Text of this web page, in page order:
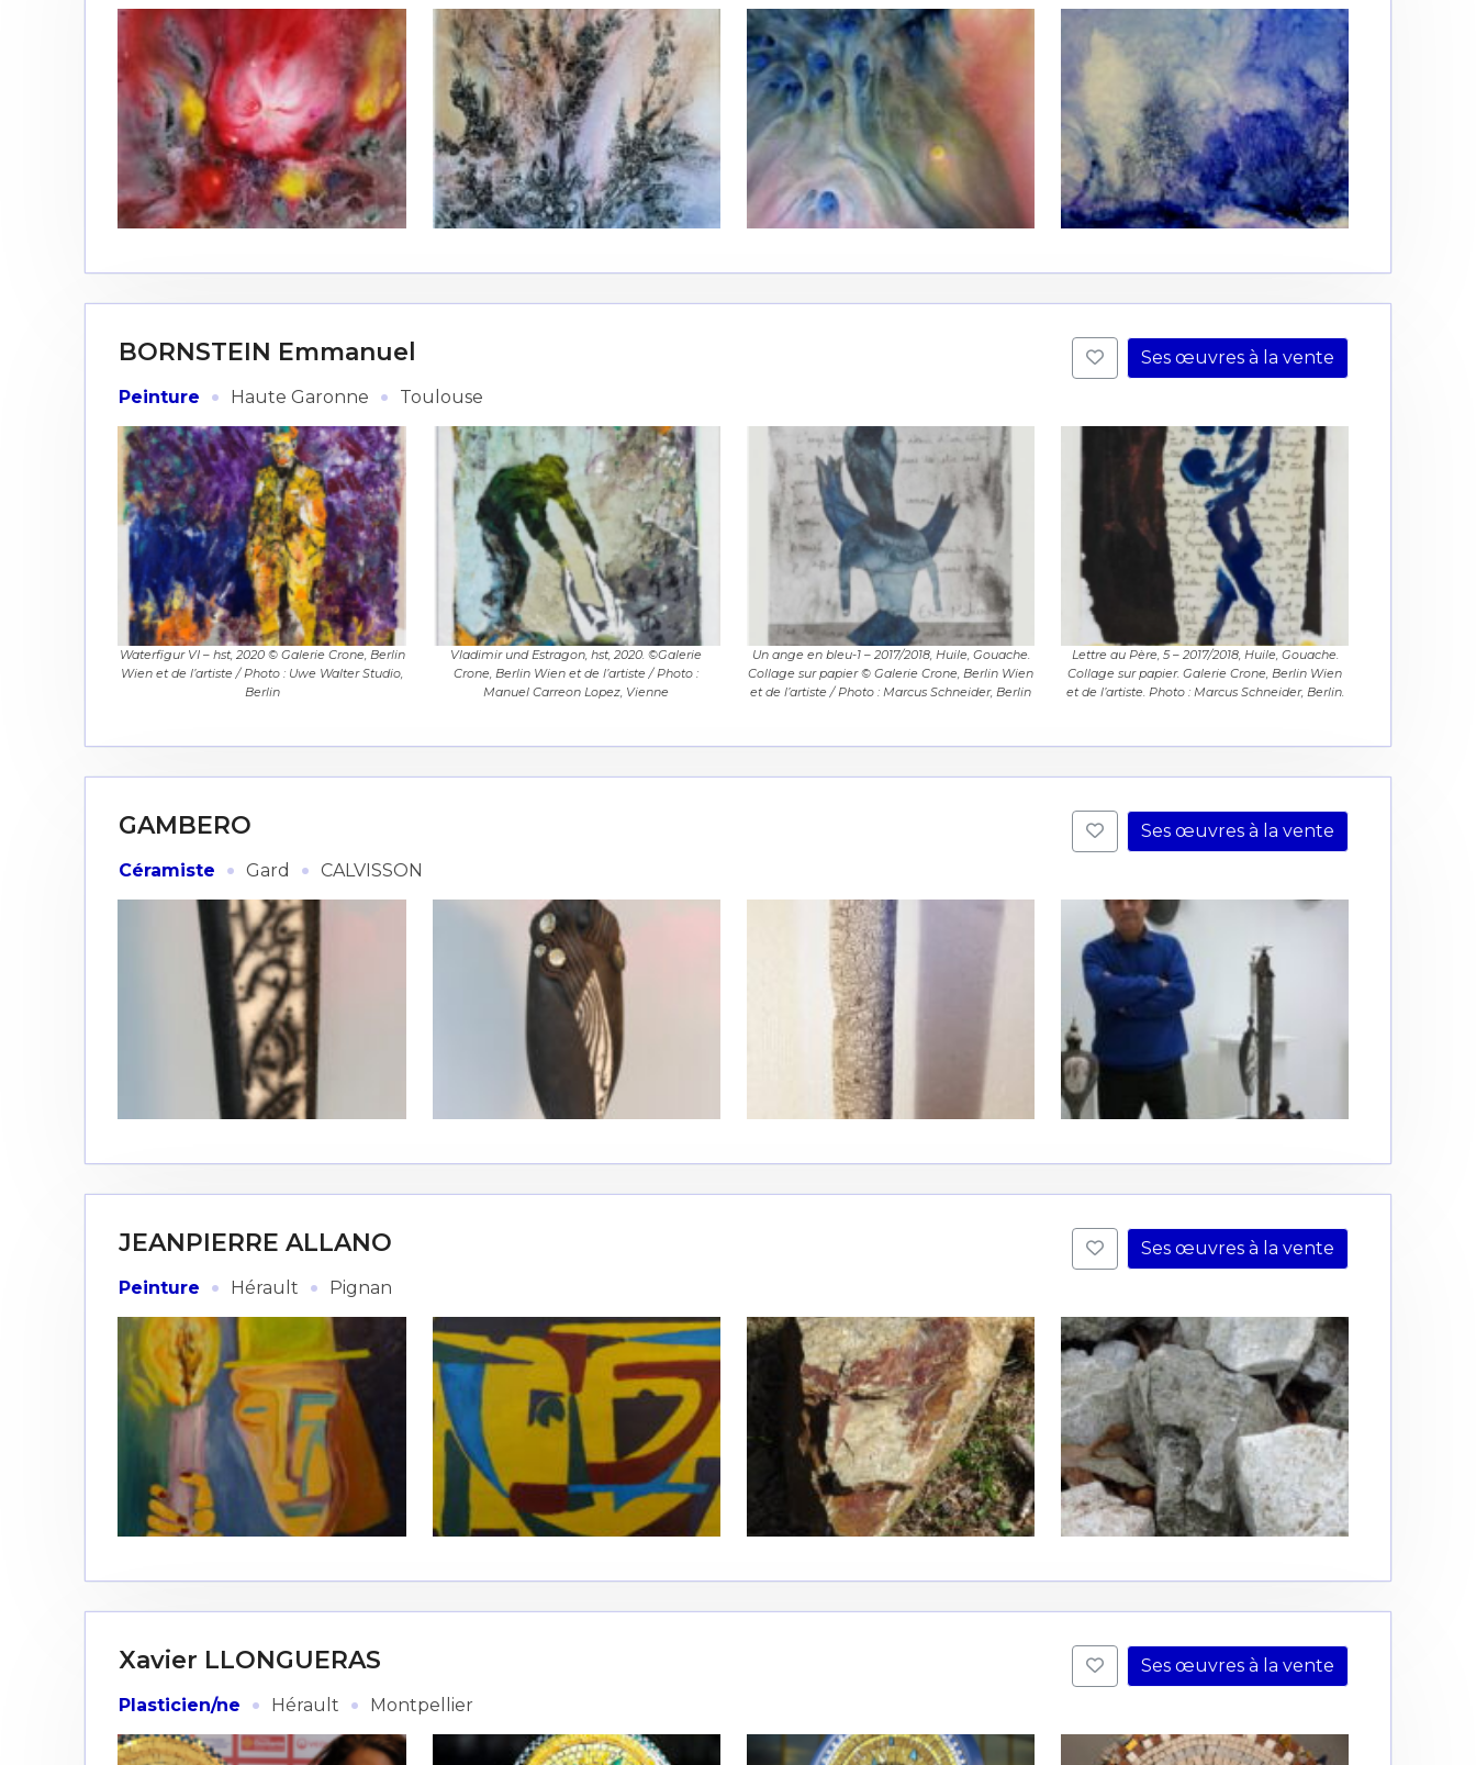
Adresse email*
Prénom
Statut / Organisation
J'accepte lestermes et conditions
* Champ obligatoire
Adresse email*
Nom
Prénom
Statut / Organisation
BORNSTEIN Emmanuel
Peinture · Haute Garonne · Toulouse
Ses œuvres à la vente
Waterfigur VI – hst, 2020 © Galerie Crone, Berlin
Wien et de l’artiste / Photo : Uwe Walter Studio,
Berlin
Vladimir und Estragon, hst, 2020. ©Galerie
Crone, Berlin Wien et de l’artiste / Photo :
Manuel Carreon Lopez, Vienne
Un ange en bleu-1 – 2017/2018, Huile, Gouache.
Collage sur papier © Galerie Crone, Berlin Wien
et de l’artiste / Photo : Marcus Schneider, Berlin
Lettre au Père, 5 – 2017/2018, Huile, Gouache.
Collage sur papier. Galerie Crone, Berlin Wien
et de l’artiste. Photo : Marcus Schneider, Berlin.
GAMBERO
Céramiste · Gard · CALVISSON
Ses œuvres à la vente
JEANPIERRE ALLANO
Peinture · Hérault · Pignan
Ses œuvres à la vente
Xavier LLONGUERAS
Plasticien/ne · Hérault · Montpellier
Ses œuvres à la vente